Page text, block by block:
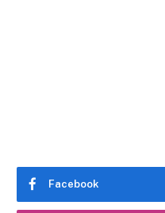
Facebook